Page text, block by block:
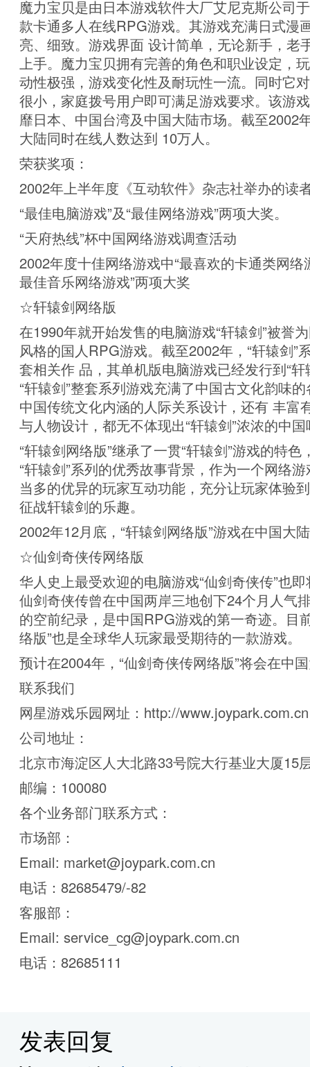
魔力宝贝是由日本游戏软件大厂艾尼克斯公司
款卡通多人在线RPG游戏。其游戏充满日式漫
亮、细致。游戏界面 设计简单，无论新手，老
上手。魔力宝贝拥有完善的角色和职业设定，
动性极强，游戏变化性及耐玩性一流。同时它
很小，家庭拨号用户即可满足游戏要求。该游
靡日本、中国台湾及中国大陆市场。截至2002
大陆同时在线人数达到 10万人。
荣获奖项：
2002年上半年度《互动软件》杂志社举办的读
“最佳电脑游戏”及“最佳网络游戏”两项大奖。
“天府热线”杯中国网络游戏调查活动
2002年度十佳网络游戏中“最喜欢的卡通类网络
最佳音乐网络游戏”两项大奖
☆轩辕剑网络版
在1990年就开始发售的电脑游戏“轩辕剑”被誉
风格的国人RPG游戏。截至2002年，“轩辕剑”
套相关作 品，其单机版电脑游戏已经发行到“轩
“轩辕剑”整套系列游戏充满了中国古文化韵味
中国传统文化内涵的人际关系设计，还有 丰富
与人物设计，都无不体现出“轩辕剑”浓浓的中
“轩辕剑网络版”继承了一贯“轩辕剑”游戏的特
“轩辕剑”系列的优秀故事背景，作为一个网络
当多的优异的玩家互动功能，充分让玩家体验
征战轩辕剑的乐趣。
2002年12月底，“轩辕剑网络版”游戏在中国大
☆仙剑奇侠传网络版
华人史上最受欢迎的电脑游戏“仙剑奇侠传”也
仙剑奇侠传曾在中国两岸三地创下24个月人气
的空前纪录，是中国RPG游戏的第一奇迹。目
络版”也是全球华人玩家最受期待的一款游戏。
预计在2004年，“仙剑奇侠传网络版”将会在中
联系我们
网星游戏乐园网址：http://www.joypark.com.cn
公司地址：
北京市海淀区人大北路33号院大行基业大厦15
邮编：100080
各个业务部门联系方式：
市场部：
Email: market@joypark.com.cn
电话：82685479/-82
客服部：
Email: service_cg@joypark.com.cn
电话：82685111
发表回复